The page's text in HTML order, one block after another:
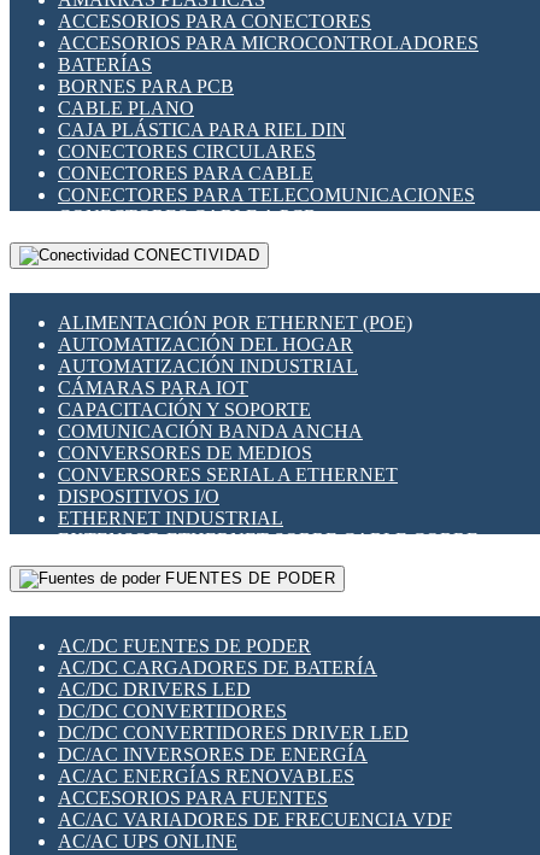
INDICADORES PARA PANEL
INTERFACES DE RELÉ
INTERRUPTORES FIN DE CARRERA
LLAVES CONMUTADORAS
MEDIDORES DE ENERGÍA Y TC'S DE CORRIENTE
MOTORES PASO A PASO
PANTALLAS HMI
PLC -CONTROLADORES LÓGICO PROGRAMABLES
PROGRAMADORES DE HORARIO
RELÉS DE PROTECCIÓN
SENSORES CAPACITIVOS
SENSORES INDUCTIVOS
TEMPORIZADORES
VARIACS
VARIADORES DE FRECUENCIA [VDF]
SECCIONADORES - INTERRUPTORES
MAQUINARIA
ACCESORIOS PARA CONECTORES
ACCESORIOS PARA MICROCONTROLADORES
BATERÍAS
BORNES PARA PCB
CABLE PLANO
CAJA PLÁSTICA PARA RIEL DIN
CONECTORES CIRCULARES
CONECTORES PARA CABLE
CONECTORES PARA TELECOMUNICACIONES
CONECTORES CABLE A PCB
CONECTORES PCB A CABLE
DIP SWITCHES
HERRAMIENTAS VARIAS
ILUMINACIÓN LED
INTERRUPTORES REED
INTERFACES DE RELÉ
OTROS RELÉS
PROTECCIÓN TÉRMICA
RELÉS AUTOMOTRICES
RELÉS DE SEÑAL
RELÉS DE ESTADO SÓLIDO SSR
RELÉS INDUSTRIALES
RELÉS MINIATURA DE POTENCIA
SENSORES MAGNÉTICOS
SWITCH Y MICROSWITCH
TARJETAS PI
UNIÓN Y DERIVACIÓN DE CABLE
CONECTIVIDAD
ALIMENTACIÓN POR ETHERNET (POE)
AUTOMATIZACIÓN DEL HOGAR
AUTOMATIZACIÓN INDUSTRIAL
CÁMARAS PARA IOT
CAPACITACIÓN Y SOPORTE
COMUNICACIÓN BANDA ANCHA
CONVERSORES DE MEDIOS
CONVERSORES SERIAL A ETHERNET
DISPOSITIVOS I/O
ETHERNET INDUSTRIAL
EXTENSOR ETHERNET SOBRE CABLE COBRE
GATEWAY LORAWAN
GESTIÓN DE REDES
PLACAS MODULARES IOT
SWITCHES Y REDES WIFI
SOLUCIONES IOT
SOLUCIONES LORAWAN
SOLUCIONES RED CELULAR
SEGURIDAD PARA REDES
SWITCHES LAN
TELEFONÍA IP (VOIP)
VIGILANCIA IP (CCTV)
MESHTASTIC
FUENTES DE PODER
AC/DC FUENTES DE PODER
AC/DC CARGADORES DE BATERÍA
AC/DC DRIVERS LED
DC/DC CONVERTIDORES
DC/DC CONVERTIDORES DRIVER LED
DC/AC INVERSORES DE ENERGÍA
AC/AC ENERGÍAS RENOVABLES
ACCESORIOS PARA FUENTES
AC/AC VARIADORES DE FRECUENCIA VDF
AC/AC UPS ONLINE